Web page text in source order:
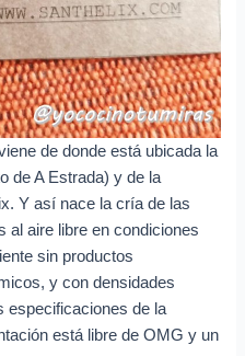
de donde está ubicada la
de A Estrada) y de la
Y así nace la cría de las
al aire libre en condiciones
sin productos
y con densidades
especificaciones de la
está libre de OMG y un